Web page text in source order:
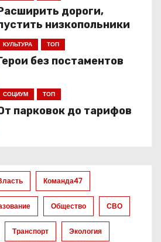
дороги,
низкопольники
КУЛЬТУРА ТОП
без постаментов
СОЦИУМ ТОП
парковок до тарифов
Команда47
Общество СВО
Транспорт Экология